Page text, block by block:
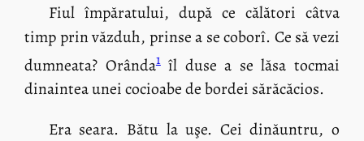
Fiul împăratului, după ce călători câtva
timp prin văzduh, prinse a se coborî. Ce să vezi
dumneata? Orânda1îl duse a se lăsa tocmai
dinaintea unei cocioabe de bordei sărăcăcios.
Era seara. Bătu la uşe. Cei dinăuntru, o